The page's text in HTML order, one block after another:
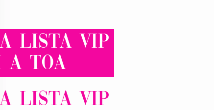
LISTA VIP
a toa
LISTA VIP